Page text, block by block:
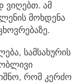
ამ
მოხდენა
სამსახურის
რომ კერძო